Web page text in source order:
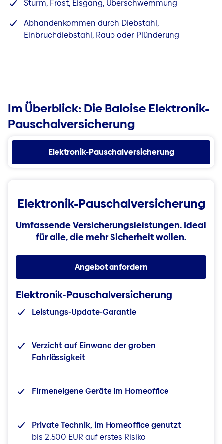
Sturm, Frost, Eisgang, Überschwemmung
Abhandenkommen durch Diebstahl,
Einbruchdiebstahl, Raub oder Plünderung
Im Überblick: Die Baloise Elektronik-
Pauschalversicherung
Elektronik-Pauschalversicherung
Elektronik-Pauschalversicherung
Umfassende Versicherungsleistungen. Ideal
für alle, die mehr Sicherheit wollen.
Angebot anfordern
Elektronik-Pauschalversicherung
Leistungs-Update-Garantie
Verzicht auf Einwand der groben
Fahrlässigkeit
Firmeneigene Geräte im Homeoffice
Private Technik, im Homeoffice genutzt
bis 2.500 EUR auf erstes Risiko